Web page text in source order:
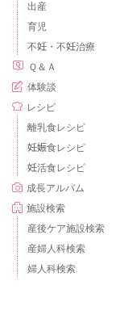
出産
育児
不妊・不妊治療
Ｑ＆Ａ
体験談
レシピ
離乳食レシピ
妊娠食レシピ
妊活食レシピ
成長アルバム
施設検索
産後ケア施設検索
産婦人科検索
婦人科検索